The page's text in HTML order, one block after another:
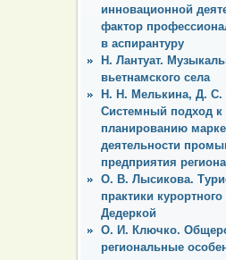
инновационной
фактор
в аспирантуру
Н. Лантуат.
вьетнамского села
Н. Н. Мелькина, Д.
Системный подход к
планированию
деятельности
предприятия региона
О. В. Лысикова.
практики
Дедеркой
О. И. Ключко.
региональные